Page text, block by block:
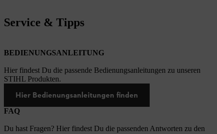
Service & Tipps
BEDIENUNGSANLEITUNG
Hier findest Du die passende Bedienungsanleitungen zu unseren
STIHL Produkten.
Hier Bedienungsanleitungen finden
FAQ
Du hast Fragen? Hier findest Du die passenden Antworten zu den